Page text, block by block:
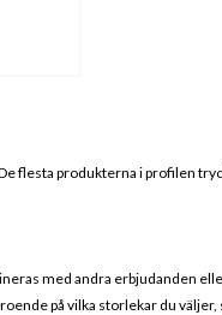
flesta produkterna i profilen
med andra erbjudanden
på vilka storlekar du